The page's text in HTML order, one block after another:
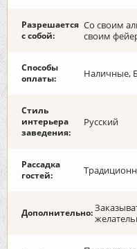
Разрешается
с собой:
Со своим
своим
Способы
оплаты:
Наличные,
Стиль
интерьера
заведения:
Русский
Рассадка
гостей:
Дополнительно: